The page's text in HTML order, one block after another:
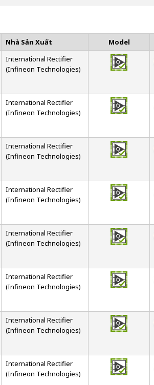
Nhà Sản Xuất Model
International Rectifier
(Infineon Technologies)
International Rectifier
(Infineon Technologies)
International Rectifier
(Infineon Technologies)
International Rectifier
(Infineon Technologies)
International Rectifier
(Infineon Technologies)
International Rectifier
(Infineon Technologies)
International Rectifier
(Infineon Technologies)
International Rectifier
(Infineon Technologies)